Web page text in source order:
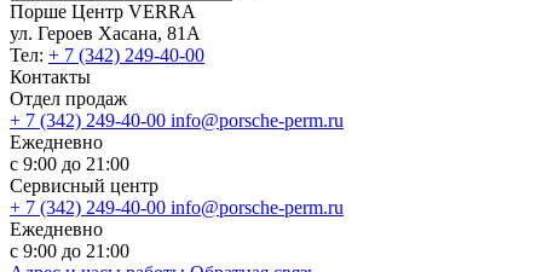
Порше Центр VERRA
ул. Героев Хасана, 81А
Тел: + 7 (342) 249-40-00
Контакты
Отдел продаж
+ 7 (342) 249-40-00 info@porsche-perm.ru
Ежедневно
с 9:00 до 21:00
Сервисный центр
+ 7 (342) 249-40-00 info@porsche-perm.ru
Ежедневно
с 9:00 до 21:00